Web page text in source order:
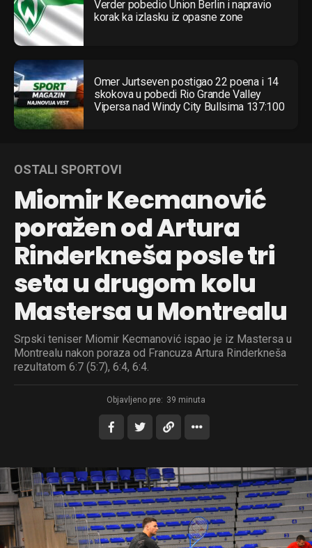
Verder pobedio Union Berlin i napravio
korak ka izlasku iz opasne zone
Omer Jurtseven postigao 22 poena i 14
skokova u pobedi Rio Grande Valley
Vipersa nad Windy City Bullsima 137:100
OSTALI SPORTOVI
Miomir Kecmanović
poražen od Artura
Rinderkneša posle tri
seta u drugom kolu
Mastersa u Montrealu
Srpski teniser Miomir Kecmanović ispao je iz Mastersa u
Montrealu nakon poraza od Francuza Artura Rinderkneša
rezultatom 6:7 (5:7), 6:4, 6:4.
Objavljeno pre: 39 minuta